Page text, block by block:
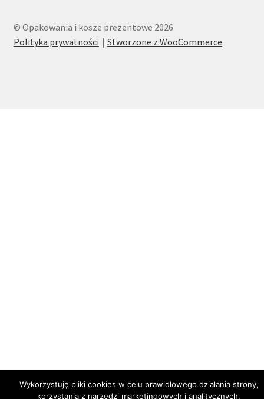
© Opakowania i kosze prezentowe 2026
Polityka prywatności
Stworzone z WooCommerce.
Wykorzystuję pliki cookies w celu prawidłowego działania strony,
korzystania z narzędzi marketingowych i analitycznych,